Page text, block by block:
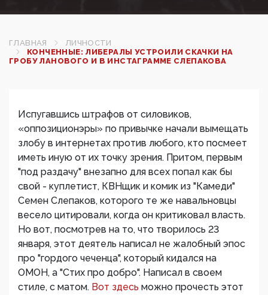
ГЛАВНАЯ
ЛИЧНОСТИ
КОНЧЕННЫЕ: ЛИБЕРАЛЫ УСТРОИЛИ СКАЧКИ НА
ГРОБУ ЛАНОВОГО И В ИНСТАГРАММЕ СЛЕПАКОВА
Испугавшись штрафов от силовиков,
«оппозиционэры» по привычке начали вымещать
злобу в интернетах против любого, кто посмеет
иметь иную от их точку зрения. Притом, первым
"под раздачу" внезапно для всех попал как бы
свой - куплетист, КВНщик и комик из "Камеди"
Семен Слепаков, которого те же навальновцы
весело цитировали, когда он критиковал власть.
Но вот, посмотрев на то, что творилось 23
января, этот деятель написал не жалобный эпос
про "гордого чеченца", который кидался на
ОМОН, а "Стих про добро". Написал в своем
стиле, с матом. Вот здесь можно прочесть этот